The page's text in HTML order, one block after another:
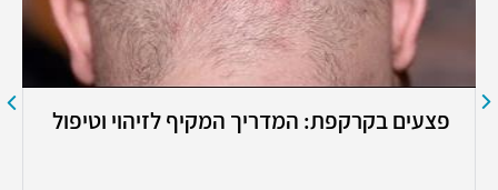
פצעים בקרקפת: המדריך המקיף לזיהוי וטיפול